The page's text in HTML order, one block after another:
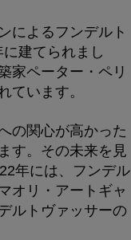
によるフンデルト
建てられまし
家ペーター・ペリ
ています。
の関心が高かった
す。その未来を見
年には、フンデル
オリ・アートギャ
ルトヴァッサーの